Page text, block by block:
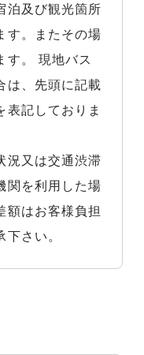
泊及び観光箇所
す。またその場
す。 現地バス
は、先頭に記載
表記しておりま
況又は交通渋滞
関を利用した場
額はお客様負担
さい。